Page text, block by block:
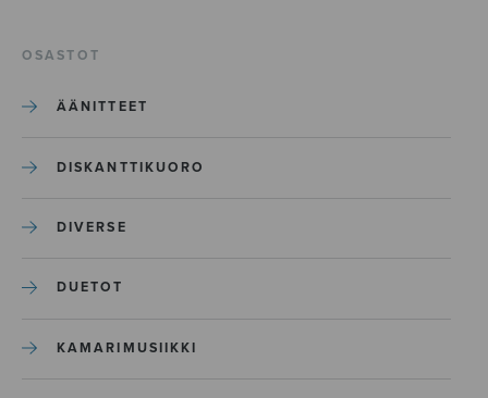
OSASTOT
ÄÄNITTEET
DISKANTTIKUORO
DIVERSE
DUETOT
KAMARIMUSIIKKI